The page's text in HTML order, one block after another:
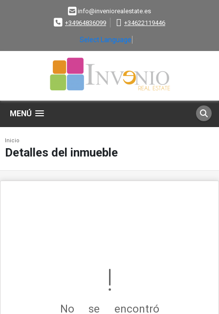
info@inveniorealestate.es
+34964836099
+34622119446
Select Language
MENÚ
Inicio
Detalles del inmueble
No se encontró